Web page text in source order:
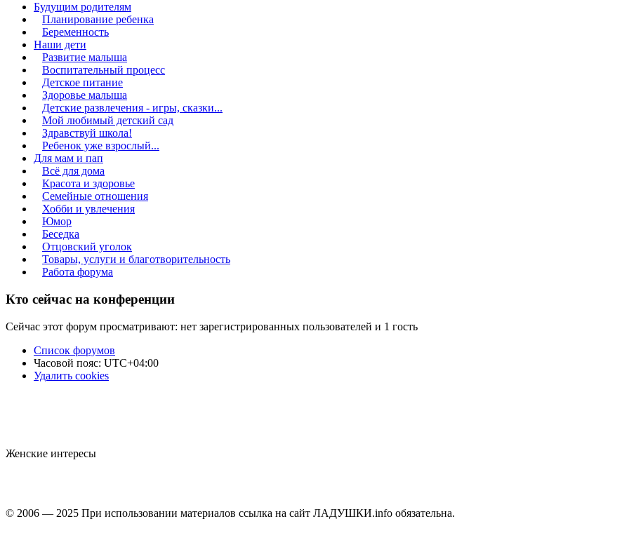
Будущим родителям
Планирование ребенка
Беременность
Наши дети
Развитие малыша
Воспитательный процесс
Детское питание
Здоровье малыша
Детские развлечения - игры, сказки...
Мой любимый детский сад
Здравствуй школа!
Ребенок уже взрослый...
Для мам и пап
Всё для дома
Красота и здоровье
Семейные отношения
Хобби и увлечения
Юмор
Беседка
Отцовский уголок
Товары, услуги и благотворительность
Работа форума
Кто сейчас на конференции
Сейчас этот форум просматривают: нет зарегистрированных пользователей и 1 гость
Список форумов
Часовой пояс: UTC+04:00
Удалить cookies
Женские интересы
© 2006 — 2025 При использовании материалов ссылка на сайт ЛАДУШКИ.info обязательна.